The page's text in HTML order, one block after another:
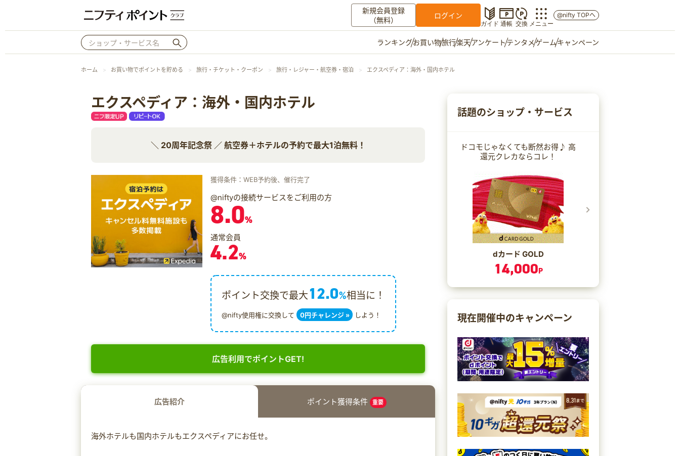
新規会員登録
（無料）
ログイン
ガイド 通帳 交換 メニュー
その他
お知らせ
初心者ガイド ご意見箱
@nifty TOPへ
ランキングお買い物旅行楽天アンケートテンタメゲームキャンペーン
ホーム お買い物でポイントを貯める 旅行・チケット・クーポン 旅行・レジャー・航空券・宿泊 エクスペディア：海外・国内ホテル
エクスペディア：海外・国内ホテル
＼ 20周年記念祭 ／ 航空券＋ホテルの予約で最大1泊無料！
獲得条件：WEB予約後、催行完了
@niftyの接続サービスをご利用の方
8.0%
通常会員
4.2%
ポイント交換で最大12.0%相当に！
@nifty使用権に交換して 0円チャレンジ » しよう！
広告利用でポイントGET!
広告紹介 ポイント獲得条件 重要
海外ホテルも国内ホテルもエクスペディアにお任せ。
話題のショップ・サービス
ドコモじゃなくても断然お得♪ 高
還元クレカならコレ！
dカード GOLD
14,000P
現在開催中のキャンペーン